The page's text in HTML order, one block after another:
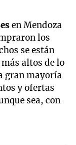
en Mendoza
los
se están
más altos de lo
gran mayoría
y ofertas
sea, con